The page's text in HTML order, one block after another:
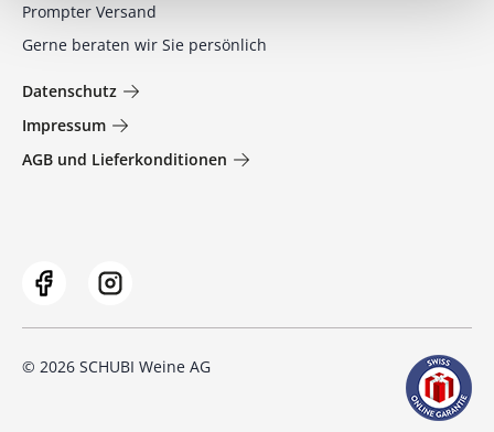
Prompter Versand
Gerne beraten wir Sie persönlich
Datenschutz
Impressum
AGB und Lieferkonditionen
© 2026 SCHUBI Weine AG